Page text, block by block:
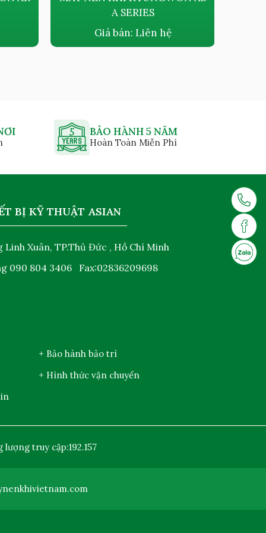
A SERIES
Giá bán: Liên hệ
BẢO HÀNH 5 NĂM
Hoàn Toàn Miễn Phí
BỊ KỸ THUẬT ASIAN
Linh Xuân, TP.Thủ Đức , Hồ Chí Minh
090 804 3406
Fax:02836209698
+ Bảo hành bảo trì
+ Hình thức vận chuyển
lượng truy cập:192.157